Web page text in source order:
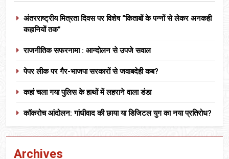
अंतरराष्ट्रीय मित्रता दिवस पर विशेष “किताबों के पन्नों से लेकर अनकही
कहानियों तक”
राजनीतिक सफरनामा : आन्दोलन से उपजे सवाल
पेपर लीक पर गैर-भाजपा सरकारों से जवाबदेही कब?
कहां चला गया पुलिस के हाथों में लहराने वाला डंडा
कॉकरोच आंदोलन: गांधीवाद की छाया या डिजिटल युग का नया प्रतिरोध?
Archives